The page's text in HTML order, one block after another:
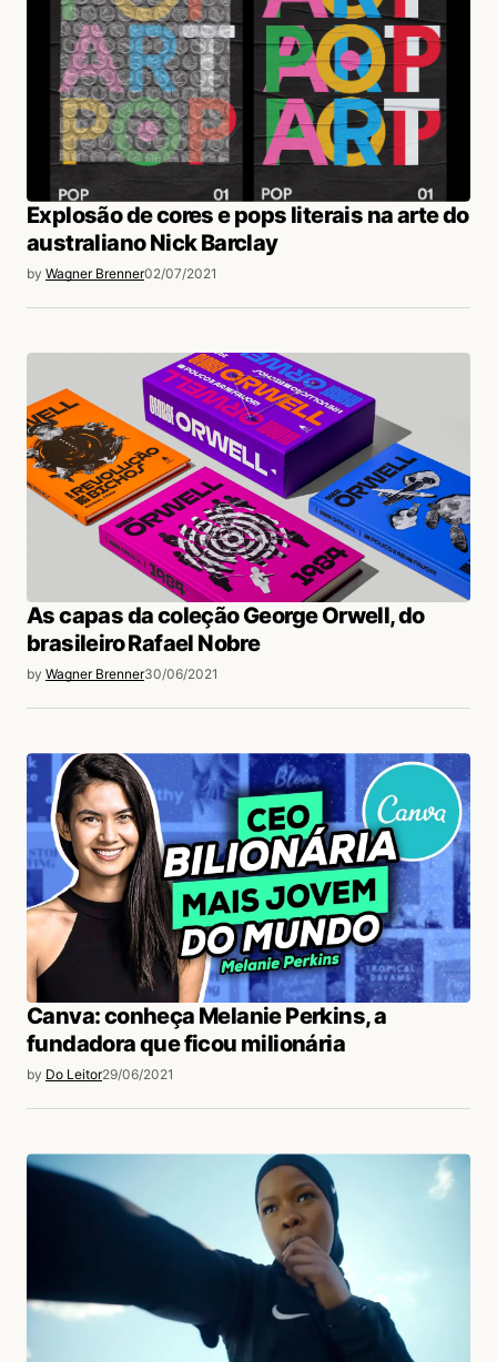
Explosão de cores e pops literais na arte do
australiano Nick Barclay
by Wagner Brenner02/07/2021
As capas da coleção George Orwell, do
brasileiro Rafael Nobre
by Wagner Brenner30/06/2021
Canva: conheça Melanie Perkins, a
fundadora que ficou milionária
by Do Leitor29/06/2021